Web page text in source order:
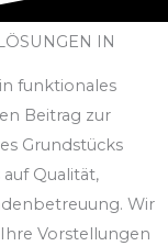
IN
funktionales
Beitrag zur
Grundstücks
Qualität,
Wir
Vorstellungen